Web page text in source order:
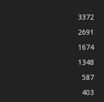
3372
2691
1674
1348
587
403